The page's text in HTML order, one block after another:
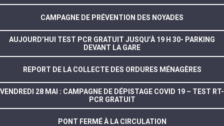
CAMPAGNE DE PRÉVENTION DES NOYADES
AUJOURD’HUI TEST PCR GRATUIT JUSQU’À 19 H 30- PARKING
DEVANT LA GARE
REPORT DE LA COLLECTE DES ORDURES MÉNAGÈRES
VENDREDI 28 MAI : CAMPAGNE DE DÉPISTAGE COVID 19 – TEST RT-
PCR GRATUIT
PONT FERMÉ À LA CIRCULATION